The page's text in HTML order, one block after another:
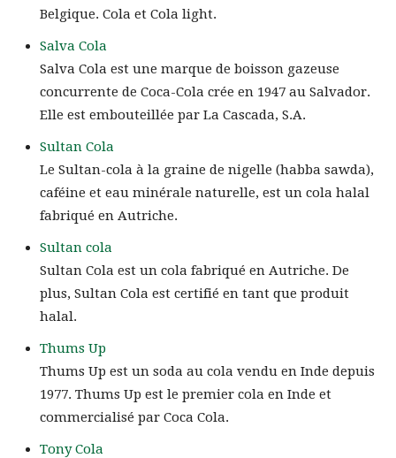
Belgique. Cola et Cola light.
Salva Cola
Salva Cola est une marque de boisson gazeuse
concurrente de Coca-Cola crée en 1947 au Salvador.
Elle est embouteillée par La Cascada, S.A.
Sultan Cola
Le Sultan-cola à la graine de nigelle (habba sawda),
caféine et eau minérale naturelle, est un cola halal
fabriqué en Autriche.
Sultan cola
Sultan Cola est un cola fabriqué en Autriche. De
plus, Sultan Cola est certifié en tant que produit
halal.
Thums Up
Thums Up est un soda au cola vendu en Inde depuis
1977. Thums Up est le premier cola en Inde et
commercialisé par Coca Cola.
Tony Cola